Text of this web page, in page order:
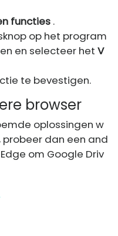
functies .
op het program
en selecteer het V
te bevestigen.
browser
oplossingen w
probeer dan een and
om Google Driv